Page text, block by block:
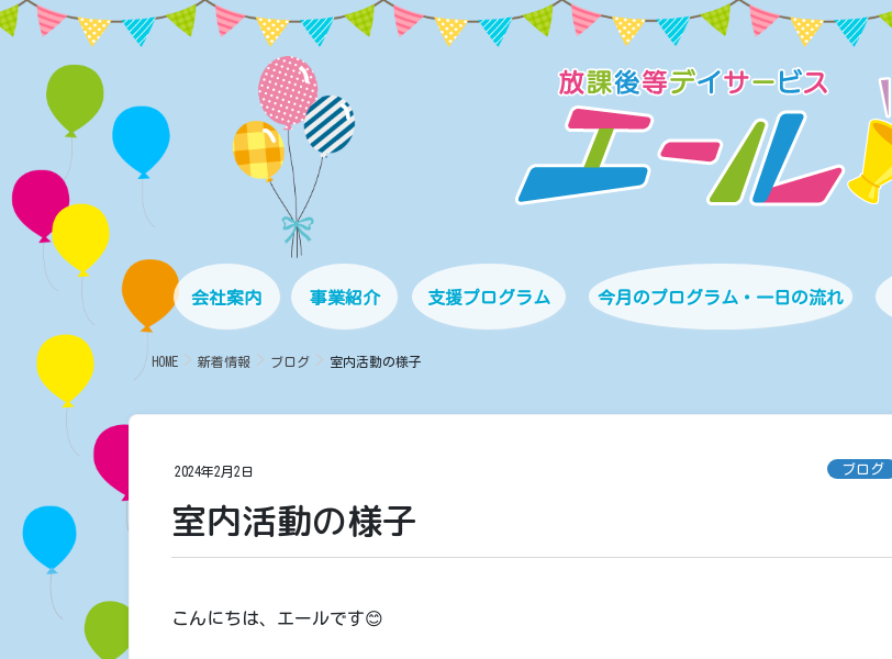
コ
ン
動
ナ
ビ
に
会社案内 事業紹介 支援プログラム 今月のプログラム・一日の流れ
HOME 新着情報 ブログ 室内活動の様子
2024年2月2日 ブログ
室内活動の様子
こんにちは、エールです😊